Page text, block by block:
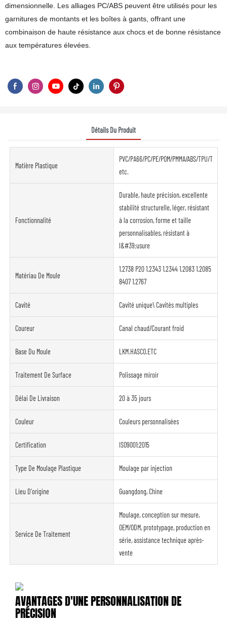
dimensionnelle. Les alliages PC/ABS peuvent être utilisés pour les
garnitures de montants et les boîtes à gants, offrant une
combinaison de haute résistance aux chocs et de bonne résistance
aux températures élevées.
Détails Du Produit
Matière Plastique
PVC/PA66/PC/PE/POM/PMMA/ABS/TPU/TPE/PP,
etc.
Fonctionnalité
Durable, haute précision, excellente
stabilité structurelle, léger, résistant
à la corrosion, forme et taille
personnalisables, résistant à
l&#39;usure
Matériau De Moule
1.2738 P20 1.2343 1.2344 1.2083 1.2085
8407 1.2767
Cavité Cavité unique\ Cavités multiples
Coureur Canal chaud/Courant froid
Base Du Moule LKM.HASCO.ETC
Traitement De Surface Polissage miroir
Délai De Livraison 20 à 35 jours
Couleur Couleurs personnalisées
Certification ISO9001:2015
Type De Moulage Plastique Moulage par injection
Lieu D'origine Guangdong, Chine
Service De Traitement
Moulage, conception sur mesure,
OEM/ODM, prototypage, production en
série, assistance technique après-
vente
AVANTAGES D'UNE PERSONNALISATION DE
PRÉCISION